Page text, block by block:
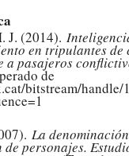
J. (2014).
en tripulantes de
a pasajeros
de
bitstream/
La
personajes.